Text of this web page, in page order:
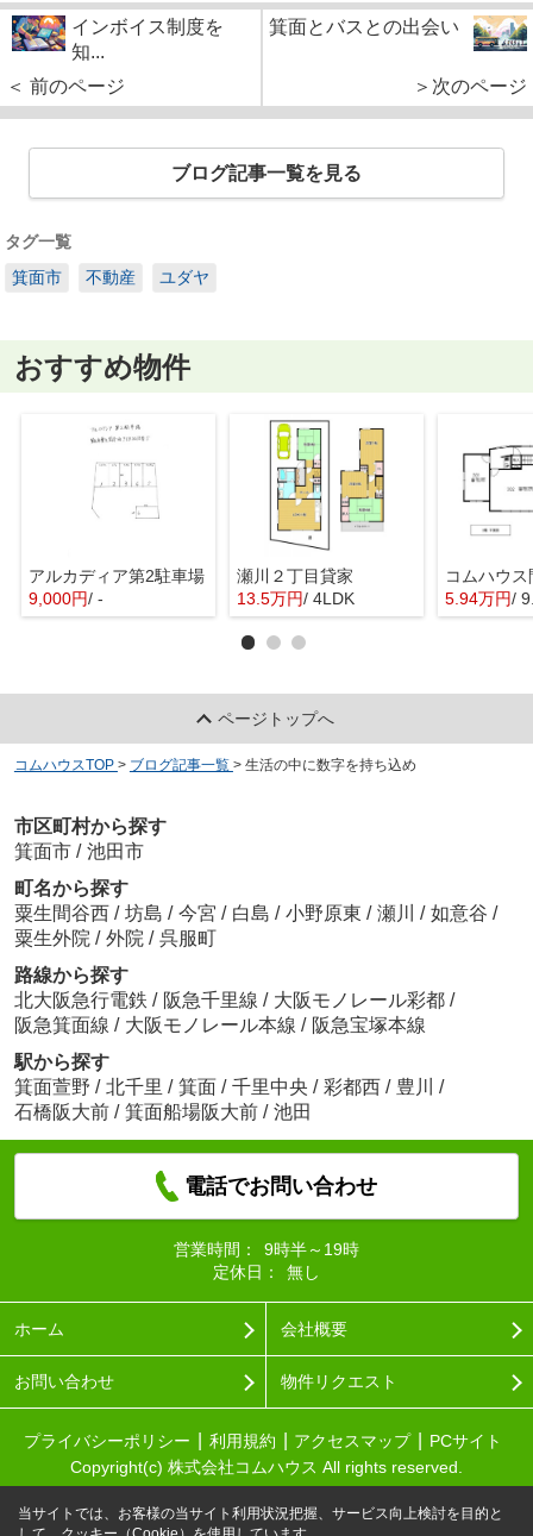
インボイス制度を
知...
＜ 前のページ
箕面とバスとの出会い
＞次のページ
ブログ記事一覧を見る
タグ一覧
箕面市
不動産 ユダヤ
おすすめ物件
アルカディア第2駐車場
9,000円/ -
瀬川２丁目貸家
13.5万円/ 4LDK 5.94万円/
ページトップへ
コムハウスTOP > ブログ記事一覧 > 生活の中に数字を持ち込め
市区町村から探す
箕面市 / 池田市
町名から探す
粟生間谷西 / 坊島 / 今宮 / 白島 / 小野原東 / 瀬川 / 如意谷 /
粟生外院 / 外院 / 呉服町
路線から探す
北大阪急行電鉄 / 阪急千里線 / 大阪モノレール彩都 /
阪急箕面線 / 大阪モノレール本線 / 阪急宝塚本線
駅から探す
箕面萱野 / 北千里 / 箕面 / 千里中央 / 彩都西 / 豊川
/
石橋阪大前 / 箕面船場阪大前 / 池田
電話でお問い合わせ
営業時間：
9時半～19時
定休日：
無し
ホーム 会社概要
お問い合わせ 物件リクエスト
プライバシーポリシー 利用規約 アクセスマップ
PCサイト
Copyright(c) 株式会社コムハウス All rights reserved.
当サイトでは、お客様の当サイト利用状況把握、サービス向上検討を目的と